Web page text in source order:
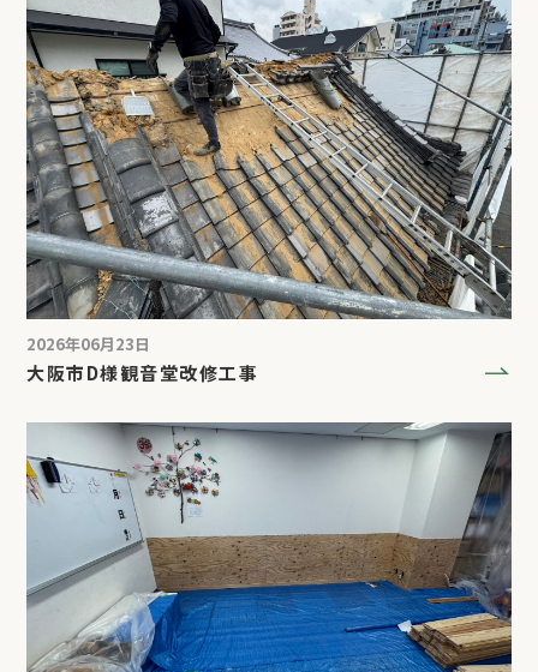
2026年06月23日
大阪市D様観音堂改修工事